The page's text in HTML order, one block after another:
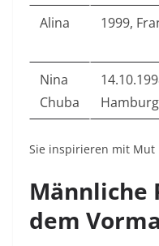
Alina
1999,
Nina
Chuba
Hamburg
Sie inspirieren mit Mut
Männliche
dem